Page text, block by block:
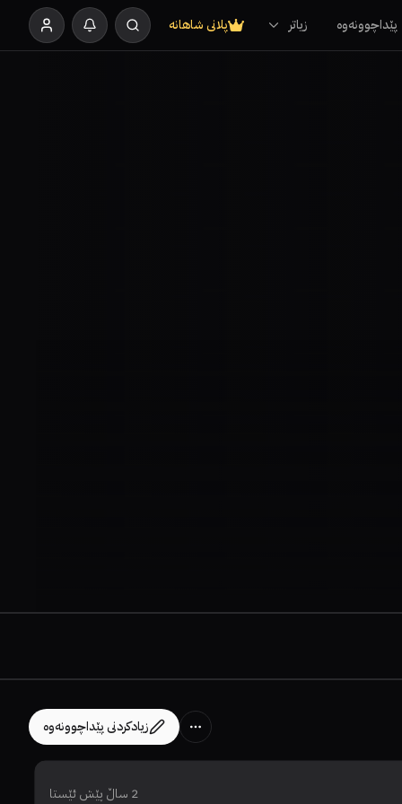
پێداچوونەوە زیاتر پلانی شاهانە
زیادکردنی پێداچوونەوە
2 ساڵ پێش ئێستا